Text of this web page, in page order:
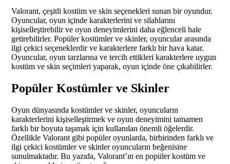
Valorant, çeşitli kostüm ve skin seçenekleri sunan bir oyundur.
Oyuncular, oyun içinde karakterlerini ve silahlarını
kişiselleştirebilir ve oyun deneyimlerini daha eğlenceli hale
getirebilirler. Popüler kostümler ve skinler, oyuncular arasında
ilgi çekici seçeneklerdir ve karakterlere farklı bir hava katar.
Oyuncular, oyun tarzlarına ve tercih ettikleri karakterlere uygun
kostüm ve skin seçimleri yaparak, oyun içinde öne çıkabilirler.
Popüler Kostümler ve Skinler
Oyun dünyasında kostümler ve skinler, oyuncuların
karakterlerini kişiselleştirmek ve oyun deneyimini tamamen
farklı bir boyuta taşımak için kullanılan önemli öğelerdir.
Özellikle Valorant gibi popüler oyunlarda, birbirinden farklı ve
ilgi çekici kostümler ve skinler oyuncuların beğenisine
sunulmaktadır. Bu yazıda, Valorant’ın en popüler kostüm ve